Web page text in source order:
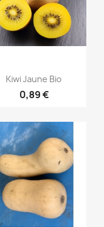
Aperçu rapide
Kiwi Jaune Bio
0,89 €